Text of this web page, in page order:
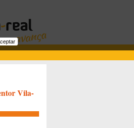
Vila-